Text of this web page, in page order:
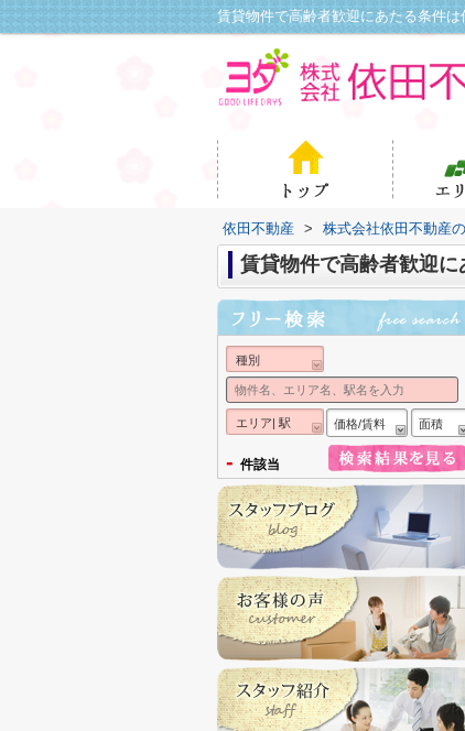
依田不動産 > 株式会社依田不動産
賃貸物件で高齢者歓迎
種別
エリア| 駅 価格/賃料 面積
- 件該当